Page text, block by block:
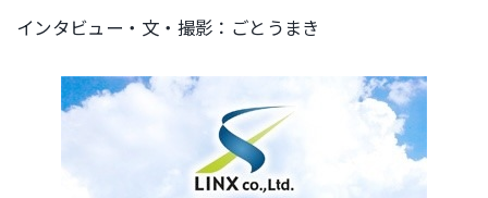
インタビュー・文・撮影：ごとうまき